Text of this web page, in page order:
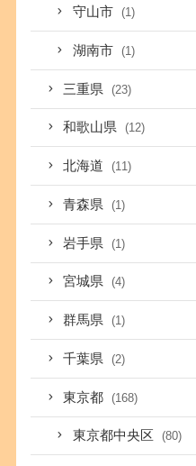
守山市 (1)
湖南市 (1)
三重県 (23)
和歌山県 (12)
北海道 (11)
青森県 (1)
岩手県 (1)
宮城県 (4)
群馬県 (1)
千葉県 (2)
東京都 (168)
東京都中央区 (80)